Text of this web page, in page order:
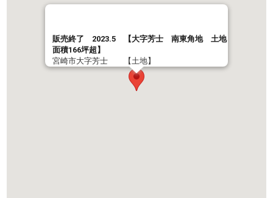
販売終了 2023.5 【大字芳士 南東角地 土地
面積166坪超】
宮崎市大字芳士 【土地】